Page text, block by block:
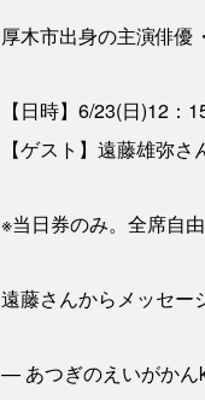
厚木市出身の主演俳優
【日時】6/23(日)12：
【ゲスト】遠藤雄弥さ
※当日券のみ。全席自由
遠藤さんからメッセー
— あつぎのえいがかん